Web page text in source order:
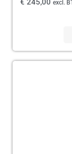
€ 245,00 excl.